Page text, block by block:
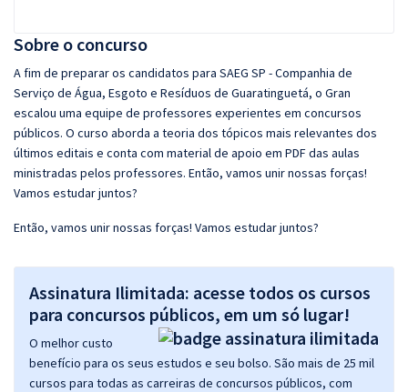
Sobre o concurso
A fim de preparar os candidatos para SAEG SP - Companhia de
Serviço de Água, Esgoto e Resíduos de Guaratinguetá, o Gran
escalou uma equipe de professores experientes em concursos
públicos. O curso aborda a teoria dos tópicos mais relevantes dos
últimos editais e conta com material de apoio em PDF das aulas
ministradas pelos professores. Então, vamos unir nossas forças!
Vamos estudar juntos?
Então, vamos unir nossas forças! Vamos estudar juntos?
Assinatura Ilimitada: acesse todos os cursos
para concursos públicos, em um só lugar!
O melhor custo
benefício para os seus estudos e seu bolso. São mais de 25 mil
cursos para todas as carreiras de concursos públicos, com